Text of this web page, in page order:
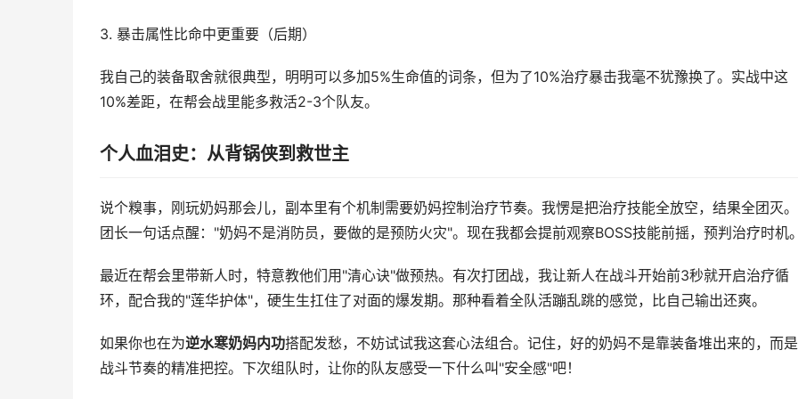
3. 暴击属性比命中更重要（后期）
我自己的装备取舍就很典型，明明可以多加5%生命值的词条，但为了10%治疗暴击我毫不犹豫换了。实战中这
10%差距，在帮会战里能多救活2-3个队友。
个人血泪史：从背锅侠到救世主
说个糗事，刚玩奶妈那会儿，副本里有个机制需要奶妈控制治疗节奏。我愣是把治疗技能全放空，结果全团灭
团长一句话点醒："奶妈不是消防员，要做的是预防火灾"。现在我都会提前观察BOSS技能前摇，预判治疗时机。
最近在帮会里带新人时，特意教他们用"清心诀"做预热。有次打团战，我让新人在战斗开始前3秒就开启治疗循
环，配合我的"莲华护体"，硬生生扛住了对面的爆发期。那种看着全队活蹦乱跳的感觉，比自己输出还爽。
如果你也在为逆水寒奶妈内功搭配发愁，不妨试试我这套心法组合。记住，好的奶妈不是靠装备堆出来的，而
战斗节奏的精准把控。下次组队时，让你的队友感受一下什么叫"安全感"吧！